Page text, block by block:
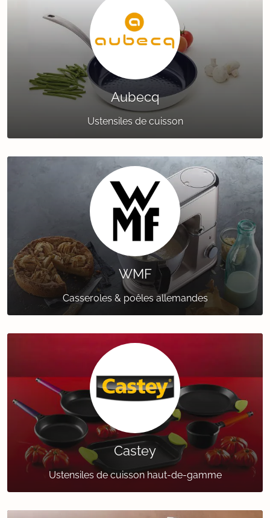
Aubecq
Ustensiles de cuisson
WMF
Casseroles & poêles allemandes
Castey
Ustensiles de cuisson haut-de-gamme